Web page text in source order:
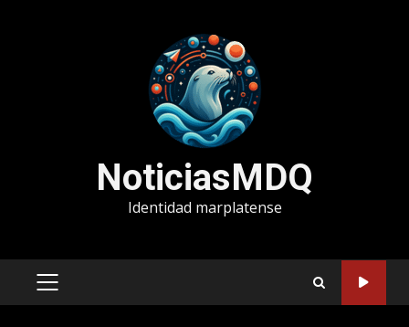
NoticiasMDQ
Identidad marplatense
MENÚ